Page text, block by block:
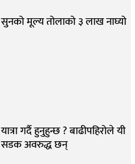
सुनको मूल्य तोलाको ३ लाख नाघ्यो
यात्रा गर्दै हुनुहुन्छ ? बाढीपहिरोले यी
सडक अवरुद्ध छन्